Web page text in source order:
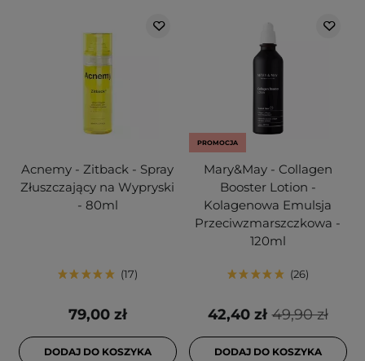
Acnemy - Zitback - Spray
Złuszczający na Wypryski
- 80ml
17
79,00 zł
DODAJ DO KOSZYKA
PROMOCJA
Mary&May - Collagen
Booster Lotion -
Kolagenowa Emulsja
Przeciwzmarszczkowa -
120ml
26
49,90 zł
42,40 zł
DODAJ DO KOSZYKA